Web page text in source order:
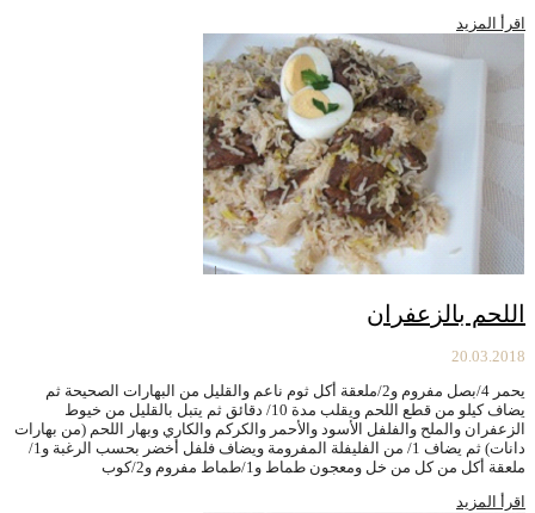
اقرأ المزيد
اللحم بالزعفران
20.03.2018
يحمر 4/بصل مفروم و2/ملعقة أكل ثوم ناعم والقليل من البهارات الصحيحة ثم
يضاف كيلو من قطع اللحم ويقلب مدة 10/ دقائق ثم يتبل بالقليل من خيوط
الزعفران والملح والفلفل الأسود والأحمر والكركم والكاري وبهار اللحم (من بهارات
دانات) ثم يضاف 1/ من الفليفلة المفرومة ويضاف فلفل أخضر بحسب الرغبة و1/
ملعقة أكل من كل من خل ومعجون طماط و1/طماط مفروم و2/كوب
اقرأ المزيد